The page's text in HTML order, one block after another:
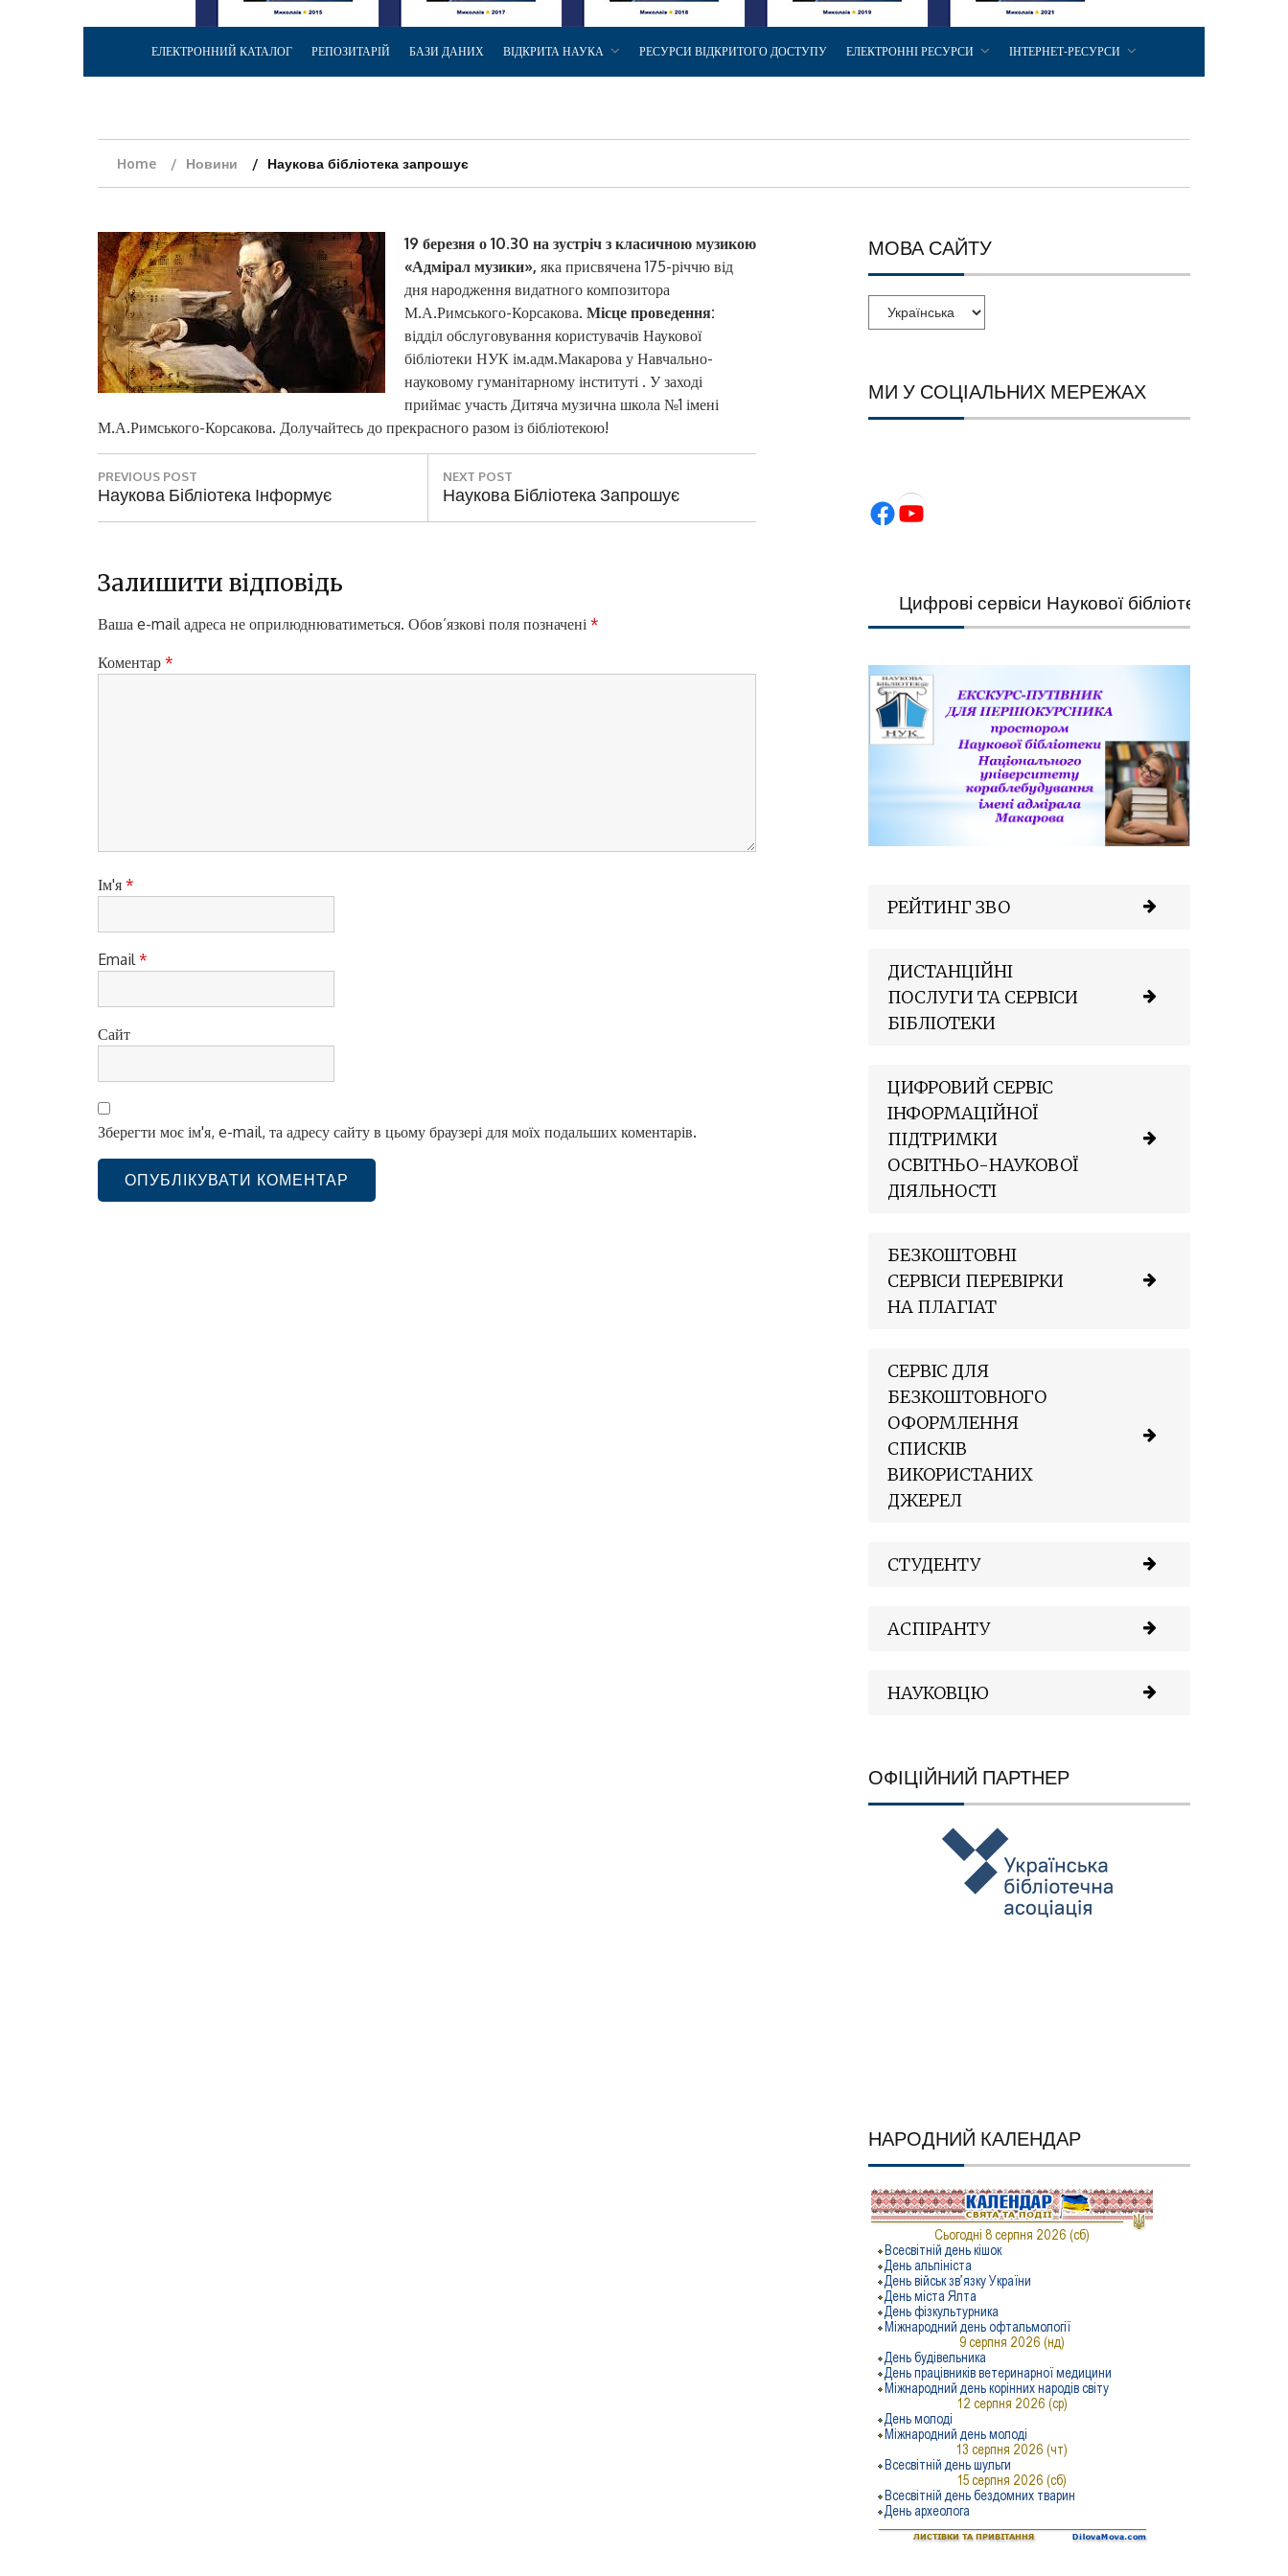
ЕЛЕКТРОННИЙ КАТАЛОГ РЕПОЗИТАРІЙ БАЗИ ДАНИХ ВІДКРИТА НАУКА РЕСУРСИ ВІДКРИТОГО ДОСТУПУ ЕЛЕКТРОННІ РЕСУРСИ ІНТЕРНЕТ-РЕСУРСИ
Home Новини Наукова бібліотека запрошує
19 березня о 10.30 на зустріч з класичною музикою
«Адмірал музики», яка присвячена 175-річчю від
дня народження видатного композитора
М.А.Римського-Корсакова. Місце проведення:
відділ обслуговування користувачів Наукової
бібліотеки НУК ім.адм.Макарова у Навчально-
науковому гуманітарному інституті . У заході
приймає участь Дитяча музична школа №1 імені
М.А.Римського-Корсакова. Долучайтесь до прекрасного разом із бібліотекою!
Н
а
в
г
а
ц
и
с
в
PREVIOUS POST
P
I
U
P
Наукова Бібліотека Інформує
NEXT POST
N
S
Наукова Бібліотека Запрошує
Залишити відповідь
Ваша e-mail адреса не оприлюднюватиметься. Обов’язкові поля позначені *
Коментар *
Ім'я *
Email*
Сайт
Зберегти моє ім'я, e-mail, та адресу сайту в цьому браузері для моїх подальших коментарів.
МОВА САЙТУ
МИ У СОЦІАЛЬНИХ МЕРЕЖАХ
Facebook YouTube
Цифрові сервіси Наукової бібліотеки НУК —
РЕЙТИНГ ЗВО
ДИСТАНЦІЙНІ
ПОСЛУГИ ТА СЕРВІСИ
БІБЛІОТЕКИ
ЦИФРОВИЙ СЕРВІС
ІНФОРМАЦІЙНОЇ
ПІДТРИМКИ
ОСВІТНЬО-НАУКОВОЇ
ДІЯЛЬНОСТІ
БЕЗКОШТОВНІ
СЕРВІСИ ПЕРЕВІРКИ
НА ПЛАГІАТ
СЕРВІС ДЛЯ
БЕЗКОШТОВНОГО
ОФОРМЛЕННЯ
СПИСКІВ
ВИКОРИСТАНИХ
ДЖЕРЕЛ
СТУДЕНТУ
АСПІРАНТУ
НАУКОВЦЮ
ОФІЦІЙНИЙ ПАРТНЕР
НАРОДНИЙ КАЛЕНДАР